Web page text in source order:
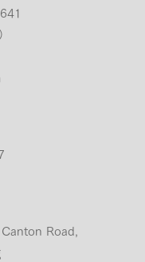
Road,